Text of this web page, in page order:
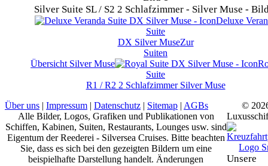
Silver Suite SL / S2 2 Schlafzimmer - Silver Muse -
Deluxe
Suite
DX Silver MuseZur
Suiten
Übersicht Silver Muse
Suite
R1 / R2 2 SchlafzimmerSilver Muse
Über uns | Impressum | Datenschutz | Sitemap | AGBs
Alle Bilder, Logos, Grafiken und Publikationen von
Schiffen, Kabinen, Suiten, Restaurants, Lounges usw. sind
Eigentum der Reederei - Silversea Cruises. Bitte beachten
Sie, dass es sich bei den gezeigten Bildern um eine
beispielhafte Darstellung handelt. Änderungen
©
Unsere